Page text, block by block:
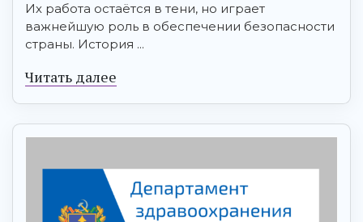
Их работа остаётся в тени, но играет
важнейшую роль в обеспечении безопасности
страны. История ...
Читать далее